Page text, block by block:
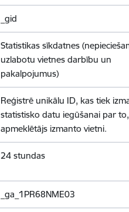
_gid
Statistikas sīkdatnes
uzlabotu vietnes darbību un
pakalpojumus)
Reģistrē unikālu ID, kas tiek
statistisko datu iegūšanai par
apmeklētājs izmanto vietni.
24 stundas
_ga_1PR68NME03